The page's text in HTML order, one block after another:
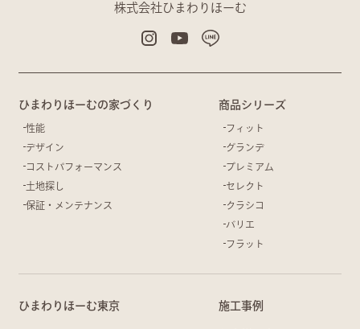
株式会社ひまわりほーむ
ひまわりほーむの家づくり
性能
デザイン
コストパフォーマンス
土地探し
保証・メンテナンス
商品シリーズ
フィット
グランデ
プレミアム
セレクト
クラシコ
バリエ
フラット
ひまわりほーむ東京 施工事例